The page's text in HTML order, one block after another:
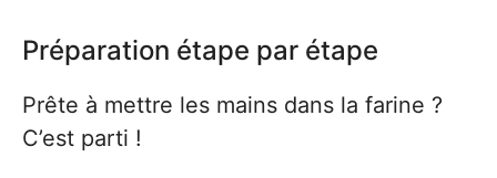
Préparation étape par étape
Prête à mettre les mains dans la farine ?
C’est parti !